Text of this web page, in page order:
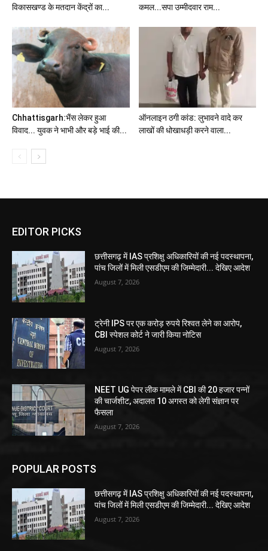
विकासखण्ड के मतदान केंद्रों का...
कमल...सपा उम्मीदवार राम...
Chhattisgarh:भैंस लेकर हुआ
विवाद... युवक ने भाभी और बड़े भाई की...
ऑनलाइन ठगी कांड: लुभावने वादे कर
लाखों की धोखाधड़ी करने वाला...
EDITOR PICKS
छत्तीसगढ़ में IAS प्रशिक्षु अधिकारियों की नई पदस्थापना,
पांच जिलों में मिली एसडीएम की जिम्मेदारी... देखिए आदेश
August 7, 2026
ट्रेनी IPS पर एक करोड़ रुपये रिश्वत लेने का आरोप,
CBI स्पेशल कोर्ट ने जारी किया नोटिस
August 7, 2026
NEET UG पेपर लीक मामले में CBI की 20 हजार पन्नों
की चार्जशीट, अदालत 10 अगस्त को लेगी संज्ञान पर
फैसला
August 7, 2026
POPULAR POSTS
छत्तीसगढ़ में IAS प्रशिक्षु अधिकारियों की नई पदस्थापना,
पांच जिलों में मिली एसडीएम की जिम्मेदारी... देखिए आदेश
August 7, 2026